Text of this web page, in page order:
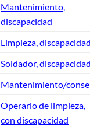
Mantenimiento,
discapacidad
Limpieza, discapacidad
Soldador, discapacidad
Mantenimiento/
Operario de limpieza,
con discapacidad